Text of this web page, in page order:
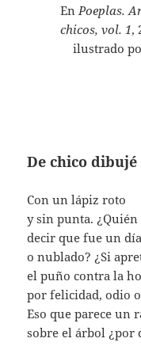
En Poeplas.
chicos, vol. 1,
ilustrado
De chico
Con un lápiz roto
y sin punta.
decir que fue un
o nublado? ¿Si
el puño contra la
por felicidad, odio
Eso que parece un
sobre el árbol ¿por